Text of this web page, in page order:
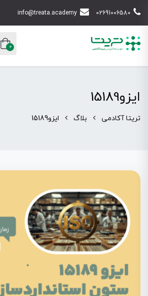
02691006580
info@treata.academy
0
ایزو15189
تریتا آکادمی بلاگ ایزو15189